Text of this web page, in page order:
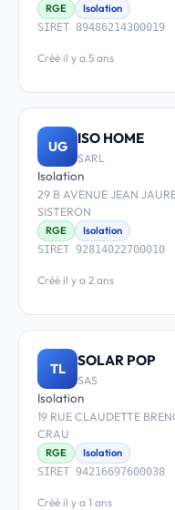
RGE
Isolation
SIRET 89486214300019
Créé il y a 5 ans
UG ISO HOME
SARL
Isolation
29 B AVENUE JEAN
SISTERON
RGE
Isolation
SIRET 92814022700010
Créé il y a 2 ans
TL SOLAR POP
SAS
Isolation
19 RUE CLAUDETTE
CRAU
RGE
Isolation
SIRET 94216697600038
Créé il y a 1 ans